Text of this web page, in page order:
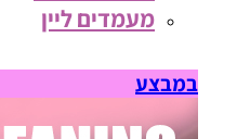
מעמדים ליין
במבצע